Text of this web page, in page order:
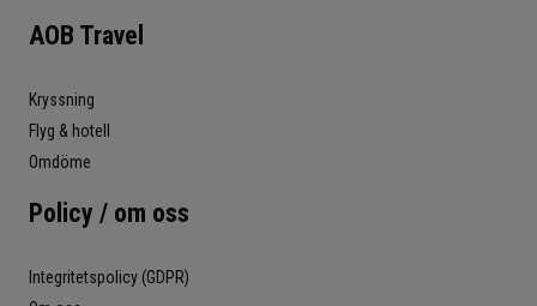
AOB Travel
Kryssning
Flyg & hotell
Omdöme
Policy / om oss
Integritetspolicy (GDPR)